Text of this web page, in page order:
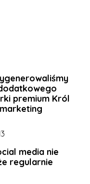
premium Król
media nie
regularnie